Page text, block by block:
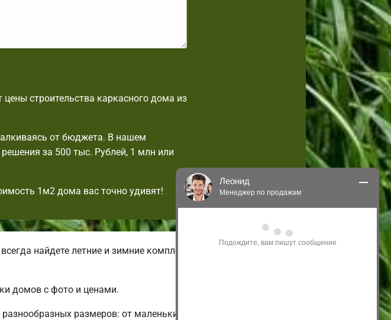
строительства каркасного дома из
от бюджета. В нашем
за 500 тыс. Рублей, 1 млн или
1м2 дома вас точно удивят!
найдете летние и зимние комплектации домов с
домов с фото и ценами.
размеров: от маленьких одноэтажных и
Леонид
Менеджер по продажам
Здравствуйте! Я могу
проконсультировать Вас по нашим
акциям и проектам.